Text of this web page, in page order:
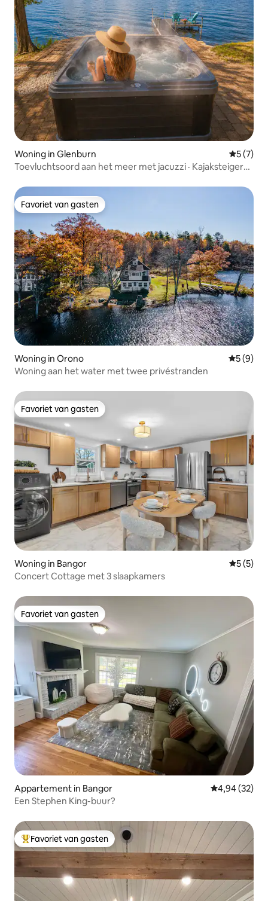
Woning in Glenburn
5 (7)
Toevluchtsoord aan het meer met jacuzzi · Kajaksteiger
Favoriet van gasten
Favoriet van gasten
Woning in Orono
5 (9)
Woning aan het water met twee privéstranden
Favoriet van gasten
Favoriet van gasten
Woning in Bangor
5 (5)
Concert Cottage met 3 slaapkamers
Favoriet van gasten
Favoriet van gasten
Appartement in Bangor Gemiddelde
4,94 (32)
Een Stephen King-buur?
Topfavoriet van gasten
Favoriet van gasten